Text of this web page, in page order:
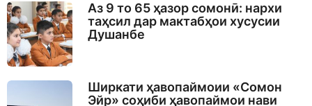
Аз 9 то 65 ҳазор сомонӣ: нархи
таҳсил дар мактабҳои хусусии
Душанбе
Ширкати ҳавопаймоии «Сомон
Эйр» соҳиби ҳавопаймои нави